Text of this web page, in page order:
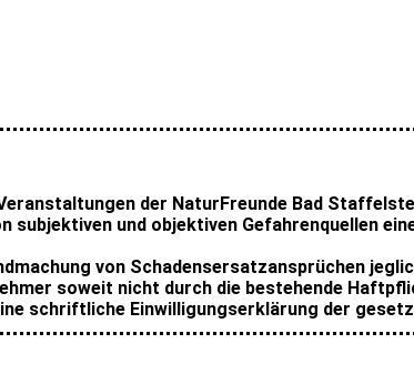
der NaturFreunde Bad
subjektiven und objektiven Gefahrenquellen
von Schadensersatzansprüchen
soweit nicht durch die bestehende
schriftliche Einwilligungserklärung der